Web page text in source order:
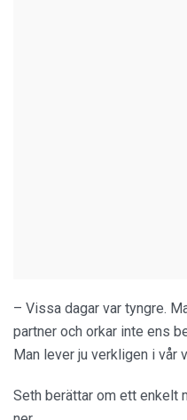
– Vissa dagar var tyngre.
partner och orkar inte ens
Man lever ju verkligen i vår
Seth berättar om ett enkelt